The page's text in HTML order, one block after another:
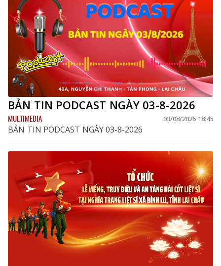
BẢN TIN PODCAST NGÀY 03-8-2026
MULTIMEDIA 03/08/2026 18:45
BẢN TIN PODCAST NGÀY 03-8-2026